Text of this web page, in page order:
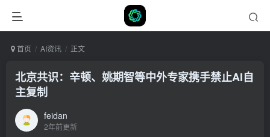
首页 AI资讯 正文
北京共识：辛顿、姚期智等中外专家携手禁止AI自
主复制
feidan
2年前更新